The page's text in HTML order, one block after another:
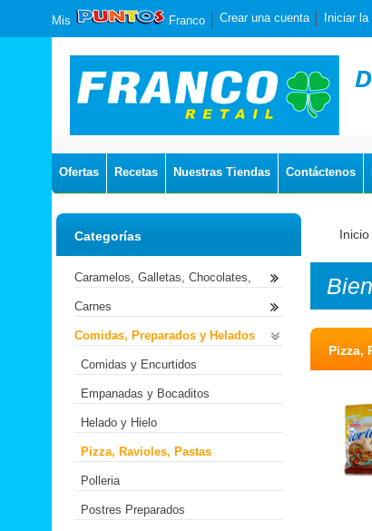
Mis Franco Crear una cuenta Iniciar
Ofertas Recetas Nuestras Tiendas Contáctenos
Inicio
Pizza,
Categorías
Caramelos, Galletas, Chocolates,
Carnes
Comidas, Preparados y Helados
Comidas y Encurtidos
Empanadas y Bocaditos
Helado y Hielo
Pizza, Ravioles, Pastas
Polleria
Postres Preparados